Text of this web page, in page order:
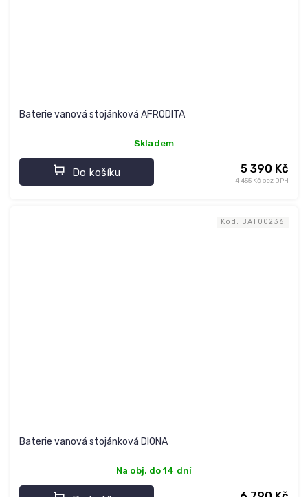
Baterie vanová stojánková AFRODITA
Skladem
4 455 Kč bez DPH
5 390 Kč
Do košíku
Baterie vanová stojánková DIÓNA
Na obj. do 14 dní
Kód: BAT00236